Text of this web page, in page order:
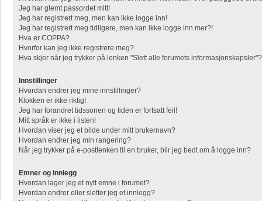
Jeg har glemt passordet mitt!
Jeg har registrert meg, men kan ikke logge inn!
Jeg har registrert meg tidligere, men kan ikke logge inn mer?!
Hva er COPPA?
Hvorfor kan jeg ikke registrere meg?
Hva skjer når jeg trykker på lenken "Slett alle forumets informasjonskapsler"?
Innstillinger
Hvordan endrer jeg mine innstillinger?
Klokken er ikke riktig!
Jeg har forandret tidssonen og tiden er fortsatt feil!
Mitt språk er ikke i listen!
Hvordan viser jeg et bilde under mitt brukernavn?
Hvordan endrer jeg min rangering?
Når jeg trykker på e-postlenken til en bruker, blir jeg bedt om å logge inn?
Emner og innlegg
Hvordan lager jeg et nytt emne i forumet?
Hvordan endrer eller sletter jeg et innlegg?